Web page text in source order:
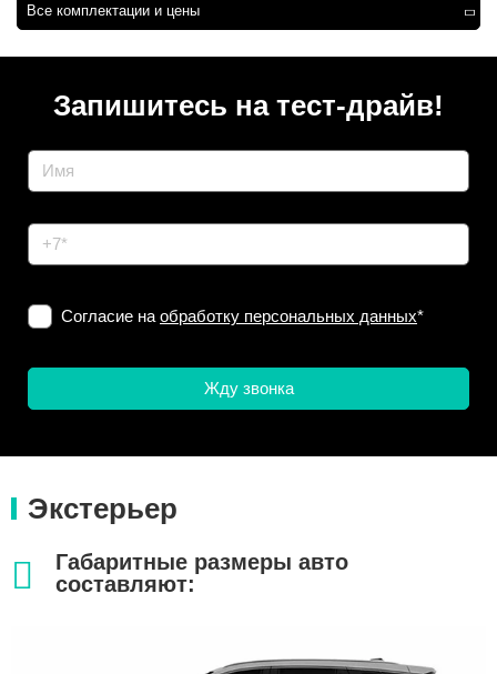
Все комплектации и цены
Запишитесь на тест-драйв!
Согласие на обработку персональных данных*
Экстерьер
Габаритные размеры авто
составляют: